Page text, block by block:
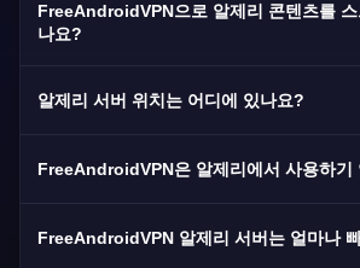
없이 100% 무료입니다. 알제, 오랑,
니다.
FreeAndroidVPN으로 알제리 콘텐츠를
나요?
Ennahar TV에 최적화되어 있습니
제리 콘텐츠를 스트리밍합니다.
알제리 서버 위치는 어디에 있나요?
스탄틴에 여러 고속 서버를 유지합
위치와 필요에 따라 최적의 성능
FreeAndroidVPN은 알제리에서 사용하기
된 엄격한 노로그 정책을 사용합니
FreeAndroidVPN 알제리 서버는 얼마나